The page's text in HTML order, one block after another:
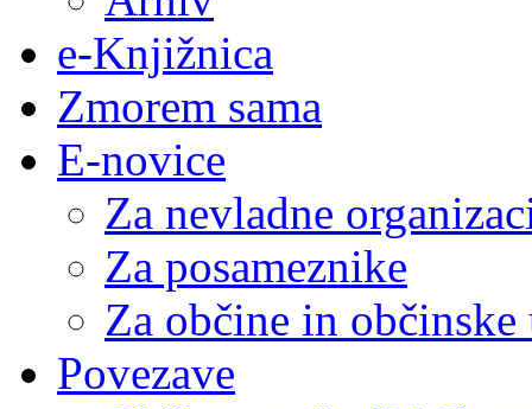
e-Knjižnica
Zmorem sama
E-novice
Za nevladne
Za posameznike
Za občine in občinske
Povezave